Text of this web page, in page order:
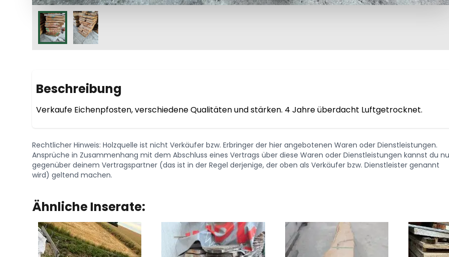
Beschreibung
Verkaufe Eichenpfosten, verschiedene Qualitäten und stärken. 4 Jahre überdacht Luftgetrocknet.
Rechtlicher Hinweis: Holzquelle ist nicht Verkäufer bzw. Erbringer der hier angebotenen Waren oder Dienstleistungen.
Ansprüche in Zusammenhang mit dem Abschluss eines Vertrags über diese Waren oder Dienstleistungen kannst du
gegenüber deinem Vertragspartner (das ist in der Regel derjenige, der oben als Verkäufer bzw. Dienstleister genannt
wird) geltend machen.
Ähnliche Inserate: